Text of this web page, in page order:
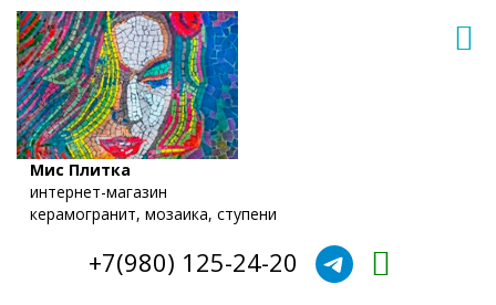
Мис Плитка
интернет-магазин
керамогранит, мозаика, ступени
+7(980) 125-24-20